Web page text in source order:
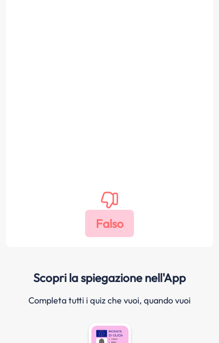
Scopri la spiegazione nell'App
Completa tutti i quiz che vuoi, quando vuoi